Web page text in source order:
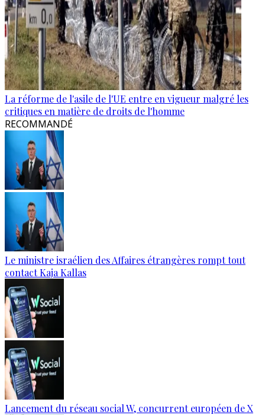
La réforme de l'asile de l'UE entre en vigueur malgré les
critiques en matière de droits de l'homme
RECOMMANDÉ
Le ministre israélien des Affaires étrangères rompt tout
contact Kaja Kallas
Lancement du réseau social W, concurrent européen de X